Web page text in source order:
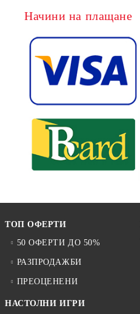
Начини на плащане
ТОП ОФЕРТИ
50 ОФЕРТИ ДО 50%
РАЗПРОДАЖБИ
ПРЕОЦЕНЕНИ
НАСТОЛНИ ИГРИ